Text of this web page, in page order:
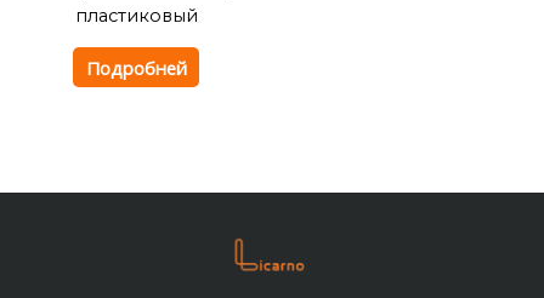
пластиковый
Подробней